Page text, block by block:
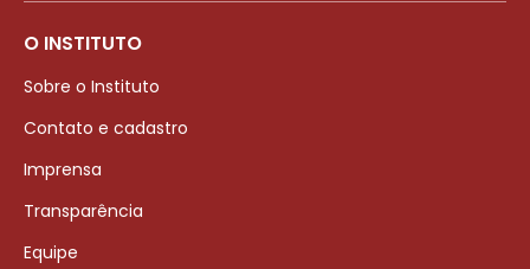
O INSTITUTO
Sobre o Instituto
Contato e cadastro
Imprensa
Transparência
Equipe